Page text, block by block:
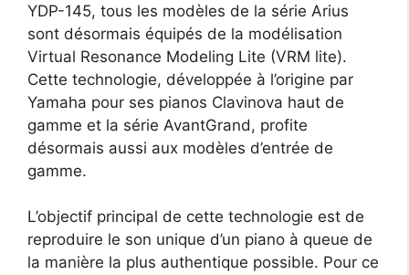
YDP-145, tous les modèles de la série Arius
sont désormais équipés de la modélisation
Virtual Resonance Modeling Lite (VRM lite).
Cette technologie, développée à l’origine par
Yamaha pour ses pianos Clavinova haut de
gamme et la série AvantGrand, profite
désormais aussi aux modèles d’entrée de
gamme.
L’objectif principal de cette technologie est de
reproduire le son unique d’un piano à queue de
la manière la plus authentique possible. Pour ce